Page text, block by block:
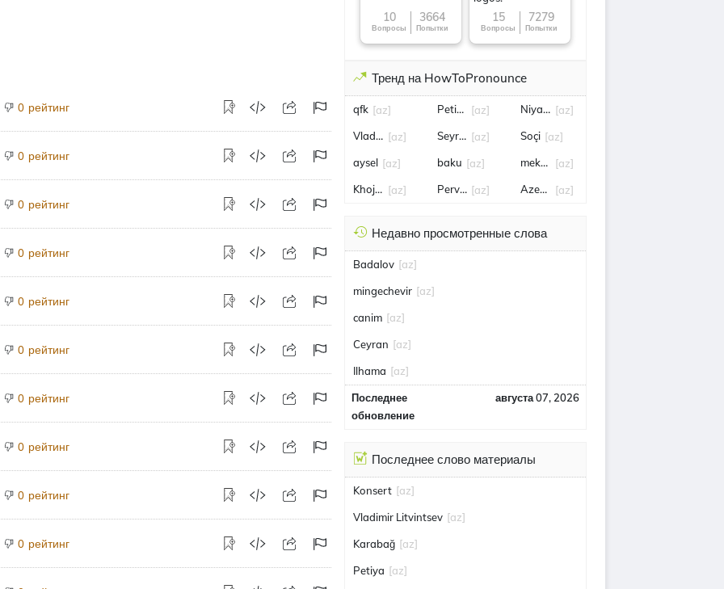
0 рейтинг
0 рейтинг
0 рейтинг
0 рейтинг
0 рейтинг
0 рейтинг
0 рейтинг
0 рейтинг
0 рейтинг
0 рейтинг
10
Вопросы
3664
Попытки
15
Вопросы
7279
Попытки
Тренд на HowToPronounce
qfk [az]
Vladimir Litvintsev
[az]
aysel [az]
Khojali [az]
Petiya [az]
Seyran [az]
baku [az]
Perviz [az]
Niyazi [az]
Soçi [az]
mektup[az]
Azerin [az]
Недавно просмотренные слова
Badalov [az]
mingechevir [az]
canim [az]
Ceyran [az]
Ilhama [az]
Последнее
обновление
августа 07, 2026
Последнее слово материалы
Konsert [az]
Vladimir Litvintsev [az]
Karabağ [az]
Petiya [az]